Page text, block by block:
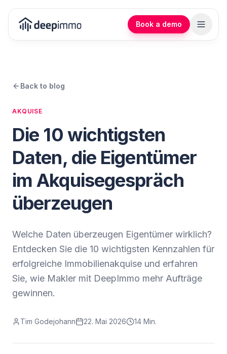
Book a demo
Back to blog
AKQUISE
Die 10 wichtigsten
Daten, die Eigentümer
im Akquisegespräch
überzeugen
Welche Daten überzeugen Eigentümer wirklich?
Entdecken Sie die 10 wichtigsten Kennzahlen für
erfolgreiche Immobilienakquise und erfahren
Sie, wie Makler mit DeepImmo mehr Aufträge
gewinnen.
Tim Godejohann 22. Mai 2026 14 Min.